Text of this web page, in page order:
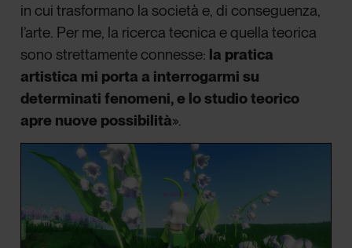
in cui trasformano la società e, di conseguenza,
l’arte. Per me, la ricerca tecnica e quella teorica
sono strettamente connesse: la pratica
artistica mi porta a interrogarmi su
determinati fenomeni, e lo studio teorico
apre nuove possibilità».